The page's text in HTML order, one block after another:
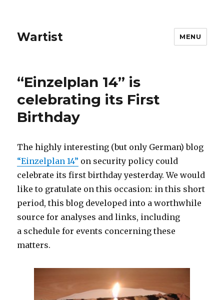
Wartist MENU
“Einzelplan 14” is
celebrating its First
Birthday
The highly interesting (but only German) blog
“Einzelplan 14” on security policy could
celebrate its first birthday yesterday. We would
like to gratulate on this occasion: in this short
period, this blog developed into a worthwhile
source for analyses and links, including
a schedule for events concerning these
matters.